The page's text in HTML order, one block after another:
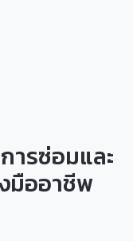
ารซ่อมและ
มืออาชีพ